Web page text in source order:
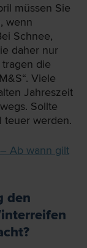
müssen Sie
wenn
Schnee,
daher nur
die
Viele
Jahreszeit
Sollte
teuer werden.
Ab wann gilt
den